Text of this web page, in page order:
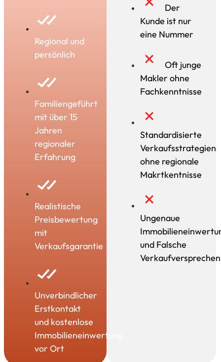
Regional und
persönlich
Familiengeführt
mit über 15
Jahren
regionaler
Erfahrung
Realistische
Preisbewertung
mit
Verkaufsgarantie
Unverbindlicher
Erstkontakt
und kostenlose
Immobilieneinwertung
vor Ort
Der
Kunde ist nur
eine Nummer
Oft junge
Makler ohne
Fachkenntnisse
Standardisierte
Verkaufsstrategien
ohne regionale
Makrtkentnisse
Ungenaue
und Falsche
Verkaufversprechen